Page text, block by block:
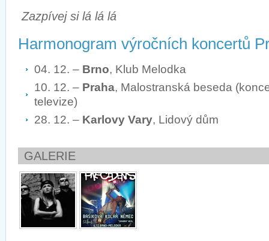
Zazpívej si lá lá lá
Harmonogram výročních koncertů
04. 12. – Brno, Klub Melodka
10. 12. – Praha, Malostranská beseda
televize)
28. 12. – Karlovy Vary, Lidový dům
GALERIE